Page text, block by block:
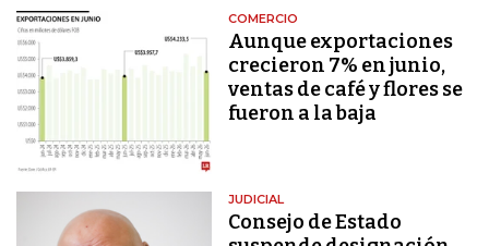
COMERCIO
Aunque exportaciones
crecieron 7% en junio,
ventas de café y flores se
fueron a la baja
JUDICIAL
Consejo de Estado